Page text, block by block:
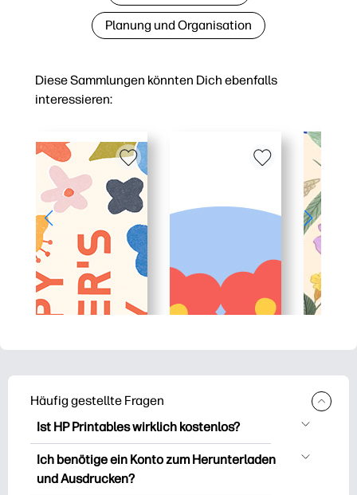
Diese Sammlungen könnten Dich ebenfalls
interessieren:
Planung und Organisation
Häufig gestellte Fragen
Ist HP Printables wirklich kostenlos?
HP Printables bietet über 2.500
kostenlose Vorlagen zum Herunterladen
Ich benötige ein Konto zum Herunterladen
und Ausdrucken?